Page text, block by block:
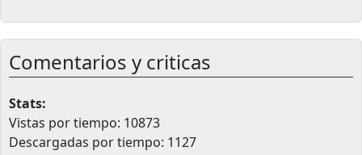
Comentarios y criticas
Stats:
Vistas por tiempo: 10873
Descargadas por tiempo: 1127